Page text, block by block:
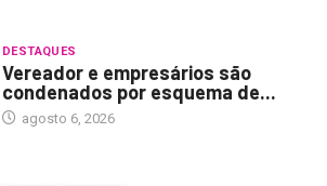
DESTAQUES
Vereador e empresários são
condenados por esquema de...
agosto 6, 2026